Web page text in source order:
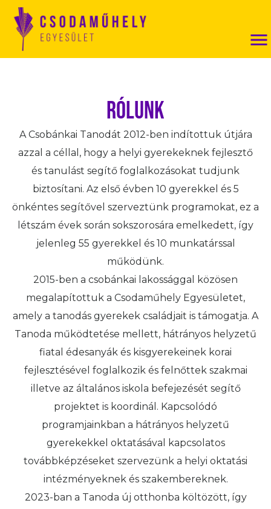
RÓLUNK
A Csobánkai Tanodát 2012-ben indítottuk útjára
azzal a céllal, hogy a helyi gyerekeknek fejlesztő
és tanulást segítő foglalkozásokat tudjunk
biztosítani. Az első évben 10 gyerekkel és 5
önkéntes segítővel szerveztünk programokat, ez a
létszám évek során sokszorosára emelkedett, így
jelenleg 55 gyerekkel és 10 munkatárssal
működünk.
2015-ben a csobánkai lakossággal közösen
megalapítottuk a Csodaműhely Egyesületet,
amely a tanodás gyerekek családjait is támogatja. A
Tanoda működtetése mellett, hátrányos helyzetű
fiatal édesanyák és kisgyerekeinek korai
fejlesztésével foglalkozik és felnőttek szakmai
illetve az általános iskola befejezését segítő
projektet is koordinál. Kapcsolódó
programjainkban a hátrányos helyzetű
gyerekekkel oktatásával kapcsolatos
továbbképzéseket szervezünk a helyi oktatási
intézményeknek és szakembereknek.
2023-ban a Tanoda új otthonba költözött, így